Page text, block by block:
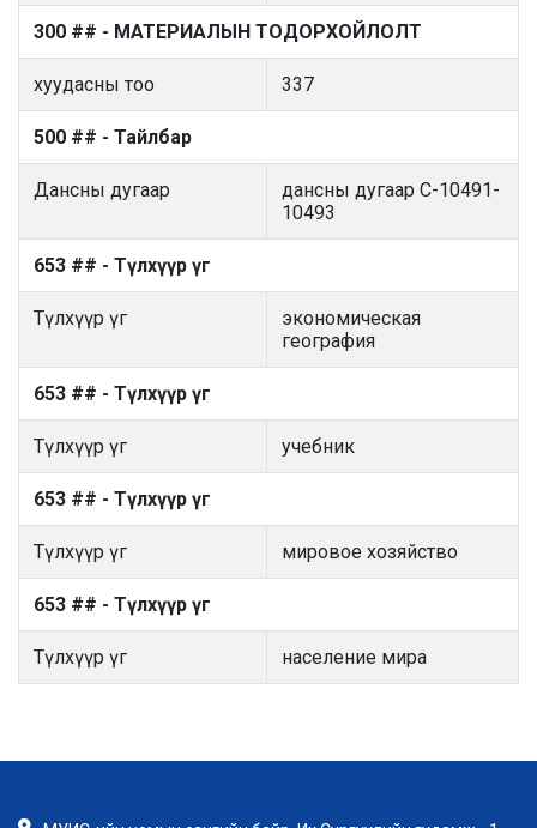
300 ## - МАТЕРИАЛЫН ТОДОРХОЙЛОЛТ
хуудасны тоо 337
500 ## - Тайлбар
Дансны дугаар
дансны дугаар С-10491-
10493
653 ## - Түлхүүр үг
Түлхүүр үг
экономическая
география
653 ## - Түлхүүр үг
Түлхүүр үг учебник
653 ## - Түлхүүр үг
Түлхүүр үг мировое хозяйство
653 ## - Түлхүүр үг
Түлхүүр үг население мира